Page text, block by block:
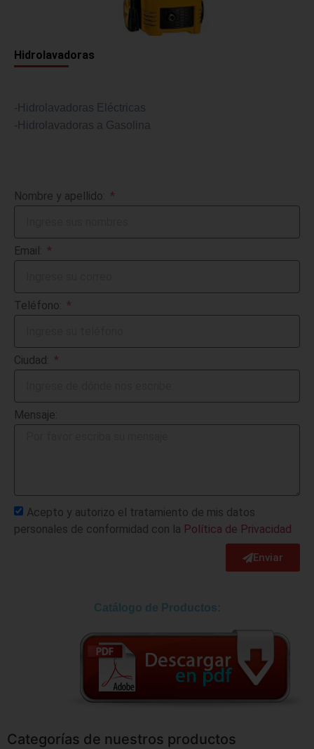
Hidrolavadoras
-Hidrolavadoras Eléctricas
-Hidrolavadoras a Gasolina
Nombre y apellido:
Email:
Teléfono:
Ciudad:
Mensaje:
Acepto y autorizo el tratamiento de mis datos
personales de conformidad con la Política de Privacidad
Enviar
Catálogo de Productos:
Categorías de nuestros productos